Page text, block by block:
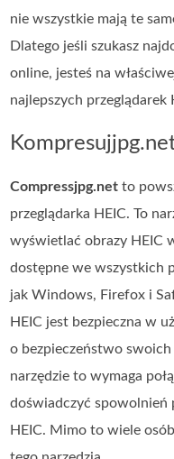
nie wszystkie mają te
Dlatego jeśli szukasz
online, jesteś na
najlepszych przeglądarek
Compressjpg.net to
przeglądarka HEIC. To
wyświetlać obrazy HEIC
dostępne we wszystkich
jak Windows, Firefox i
HEIC jest bezpieczna w
o bezpieczeństwo
narzędzie to wymaga
doświadczyć spowolnień
HEIC. Mimo to wiele